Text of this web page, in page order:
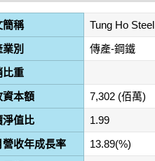
簡稱
Tung Ho Steel
別
傳產-鋼鐵
比重
資本額
7,302 (佰萬)
淨值比
1.99
營收年成長率
13.89(%)